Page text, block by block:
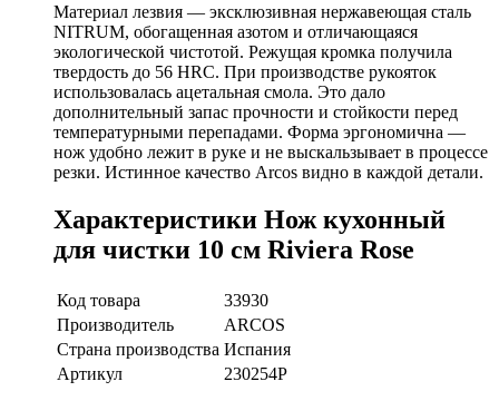
Материал лезвия — эксклюзивная нержавеющая сталь
NITRUM, обогащенная азотом и отличающаяся
экологической чистотой. Режущая кромка получила
твердость до 56 HRC. При производстве рукояток
использовалась ацетальная смола. Это дало
дополнительный запас прочности и стойкости перед
температурными перепадами. Форма эргономична —
нож удобно лежит в руке и не выскальзывает в процессе
резки. Истинное качество Arcos видно в каждой детали.
Характеристики Нож кухонный
для чистки 10 см Riviera Rose
Код товара
33930
Производитель
ARCOS
Страна производства Испания
Артикул
230254P